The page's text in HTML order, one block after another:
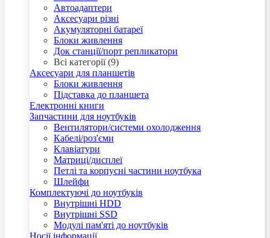
Автоадаптери
Аксесуари різні
Акумуляторні батареї
Блоки живлення
Док станції/порт репликатори
Всі категорії (9)
Аксесуари для планшетів
Блоки живлення
Підставка до планшета
Електронні книги
Запчастини для ноутбуків
Вентилятори/системи охолодження
Кабелі/роз'єми
Клавіатури
Матриці/дисплеї
Петлі та корпусні частини ноутбука
Шлейфи
Комплектуючі до ноутбуків
Внутрішні HDD
Внутрішні SSD
Модулі пам'яті до ноутбуків
Носії інформації